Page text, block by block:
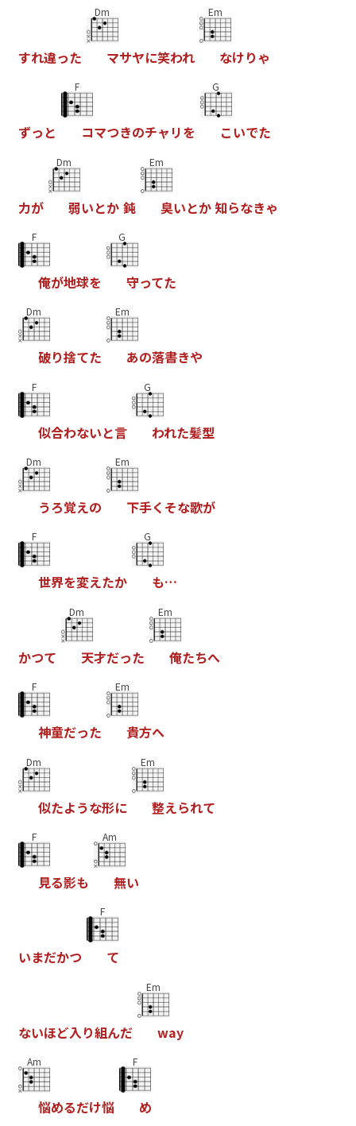
すれ違った
Dm
マサヤに笑われ
Em
なけり ゃ
ずっ と
F
コマつきのチャ リを
G
こいでた
力が
Dm
弱いとか 鈍
Em
臭いとか 知らなきゃ
F
俺が地球を
G
守ってた
Dm
破り捨てた
Em
あの落書きや
F
似合わないと言
G
われた髪型
Dm
うろ覚えの
Em
下手く そな歌が
F
世界を変えたか
G
も…
かつて
Dm
天才だった
Em
俺たちへ
F
神童だった
Em
貴方へ
Dm
似たような形に
Em
整えられて
F
見る影も
Am
無い
いまだかつ
F
て
ないほど入り組んだ
Em
way
Am
悩めるだけ悩
F
め